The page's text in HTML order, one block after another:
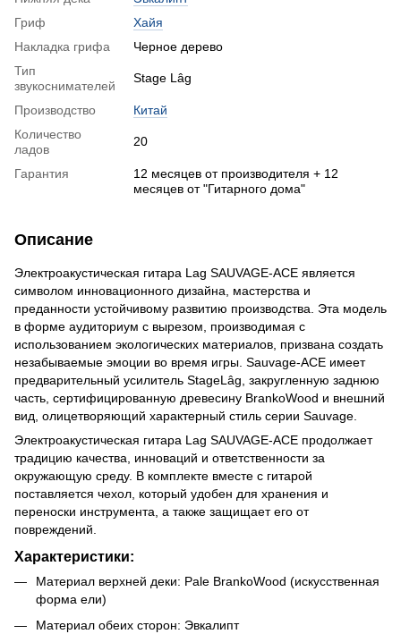
Гриф
Хайя
Накладка грифа
Черное дерево
Тип
звукоснимателей
Stage Lâg
Производство
Китай
Количество
ладов
20
Гарантия
12 месяцев от производителя + 12
месяцев от "Гитарного дома"
Описание
Электроакустическая гитара Lag SAUVAGE-ACE является
символом инновационного дизайна, мастерства и
преданности устойчивому развитию производства. Эта модель
в форме аудиториум с вырезом, производимая с
использованием экологических материалов, призвана создать
незабываемые эмоции во время игры. Sauvage-ACE имеет
предварительный усилитель StageLâg, закругленную заднюю
часть, сертифицированную древесину BrankoWood и внешний
вид, олицетворяющий характерный стиль серии Sauvage.
Электроакустическая гитара Lag SAUVAGE-ACE продолжает
традицию качества, инноваций и ответственности за
окружающую среду. В комплекте вместе с гитарой
поставляется чехол, который удобен для хранения и
переноски инструмента, а также защищает его от
повреждений.
Характеристики:
Материал верхней деки: Pale BrankoWood (искусственная
форма ели)
Материал обеих сторон: Эвкалипт